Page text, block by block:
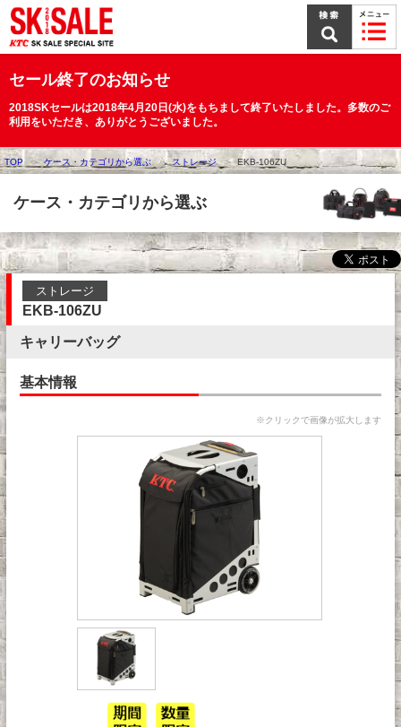
本
文
ま
で
ッ
プ
セール終了のお知らせ
2018SKセールは2018年4月20日(水)をもちまして終了いたしました。多数のご
利用をいただき、ありがとうございました。
TOP ケース・カテゴリから選ぶ ストレージ EKB-106ZU
ケース・カテゴリから選ぶ
ストレージ
EKB-106ZU
キャリーバッグ
基本情報
※クリックで画像が拡大します